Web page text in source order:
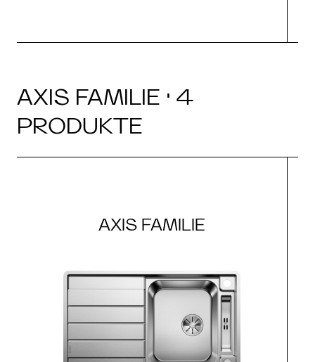
AXIS FAMILIE · 4
PRODUKTE
AXIS FAMILIE